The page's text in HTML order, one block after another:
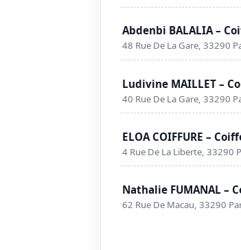
Abdenbi BALALIA –
48 Rue De La Gare, 33290
Ludivine MAILLET –
40 Rue De La Gare, 33290
ELOA COIFFURE –
4 Rue De La Liberte, 33290
Nathalie FUMANAL –
62 Rue De Macau, 33290